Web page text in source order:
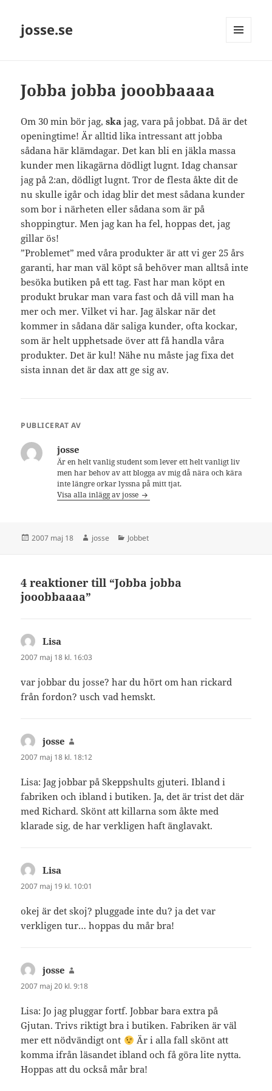
josse.se
Jobba jobba jooobbaaaa
Om 30 min bör jag,ska jag, vara på jobbat. Då är det
openingtime! Är alltid lika intressant att jobba
sådana här klämdagar. Det kan bli en jäkla massa
kunder men likagärna dödligt lugnt. Idag chansar
jag på 2:an, dödligt lugnt. Tror de flesta åkte dit de
nu skulle igår och idag blir det mest sådana kunder
som bor i närheten eller sådana som är på
shoppingtur. Men jag kan ha fel, hoppas det, jag
gillar ös!
”Problemet” med våra produkter är att vi ger 25 års
garanti, har man väl köpt så behöver man alltså inte
besöka butiken på ett tag. Fast har man köpt en
produkt brukar man vara fast och då vill man ha
mer och mer. Vilket vi har. Jag älskar när det
kommer in sådana där saliga kunder, ofta kockar,
som är helt upphetsade över att få handla våra
produkter. Det är kul! Nähe nu måste jag fixa det
sista innan det är dax att ge sig av.
PUBLICERAT AV
josse
Är en helt vanlig student som lever ett helt vanligt liv
men har behov av att blogga av mig då nära och kära
inte längre orkar lyssna på mitt tjat.
Visa alla inlägg av josse
Postat
2007 maj 18 Författare
josse Kategorier
Jobbet
4 reaktioner till “Jobba jobba
jooobbaaaa”
Lisa
2007 maj 18 kl. 16:03
var jobbar du josse? har du hört om han rickard
från fordon? usch vad hemskt.
josse
2007 maj 18 kl. 18:12
Lisa: Jag jobbar på Skeppshults gjuteri. Ibland i
fabriken och ibland i butiken. Ja, det är trist det där
med Richard. Skönt att killarna som åkte med
klarade sig, de har verkligen haft änglavakt.
Lisa
2007 maj 19 kl. 10:01
okej är det skoj? pluggade inte du? ja det var
verkligen tur… hoppas du mår bra!
josse
2007 maj 20 kl. 9:18
Lisa: Jo jag pluggar fortf. Jobbar bara extra på
Gjutan. Trivs riktigt bra i butiken. Fabriken är väl
mer ett nödvändigt ont
Är i alla fall skönt att
komma ifrån läsandet ibland och få göra lite nytta.
Hoppas att du också mår bra!